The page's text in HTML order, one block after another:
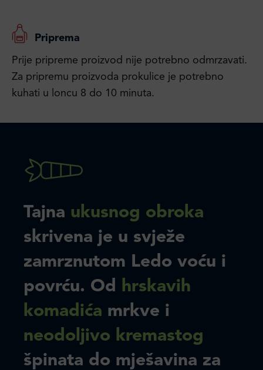
Priprema
Prije pripreme proizvod nije potrebno odmrzavati.
Za pripremu proizvoda prokulice je potrebno
kuhati u loncu 8 do 10 minuta.
Tajna ukusnog obroka
skrivena je u svježe
zamrznutom Ledo voću i
povrću. Od hrskavih
komadića mrkve i
neodoljivo kremastog
špinata do mješavina za